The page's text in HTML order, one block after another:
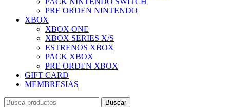
PRE ORDEN NINTENDO
XBOX
XBOX ONE
XBOX SERIES X/S
ESTRENOS XBOX
PACK XBOX
PRE ORDEN XBOX
GIFT CARD
MEMBRESIAS
Buscar